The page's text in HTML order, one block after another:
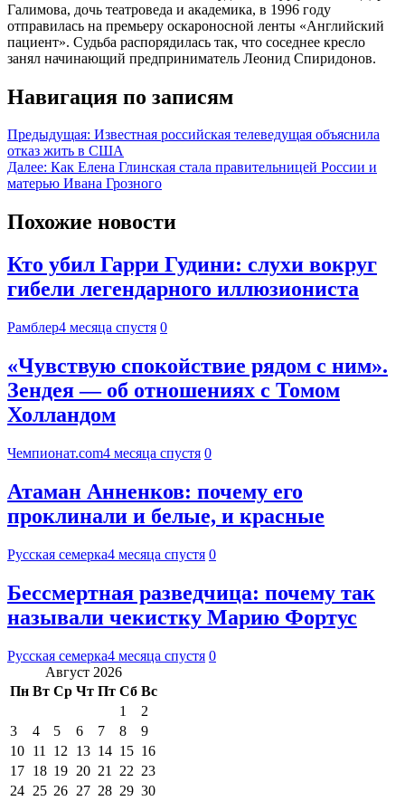
Галимова, дочь театроведа и академика, в 1996 году
отправилась на премьеру оскароносной ленты «Английский
пациент». Судьба распорядилась так, что соседнее кресло
занял начинающий предприниматель Леонид Спиридонов.
Навигация по записям
Предыдущая: Известная российская телеведущая объяснила
отказ жить в США
Далее: Как Елена Глинская стала правительницей России и
матерью Ивана Грозного
Похожие новости
Кто убил Гарри Гудини: слухи вокруг
гибели легендарного иллюзиониста
Рамблер4 месяца спустя 0
«Чувствую спокойствие рядом с ним».
Зендея — об отношениях с Томом
Холландом
Чемпионат.com4 месяца спустя 0
Атаман Анненков: почему его
проклинали и белые, и красные
Русская семерка4 месяца спустя 0
Бессмертная разведчица: почему так
называли чекистку Марию Фортус
Русская семерка4 месяца спустя 0
Август 2026
Пн Вт Ср Чт Пт Сб Вс
1
2
3
4 5 6 7 8
9
10 11 12 13 14 15 16
17 18 19 20 21 22 23
24 25 26 27 28 29 30